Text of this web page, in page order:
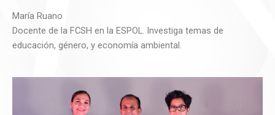
María Ruano
Docente de la FCSH en la ESPOL. Investiga temas de
educación, género, y economía ambiental.